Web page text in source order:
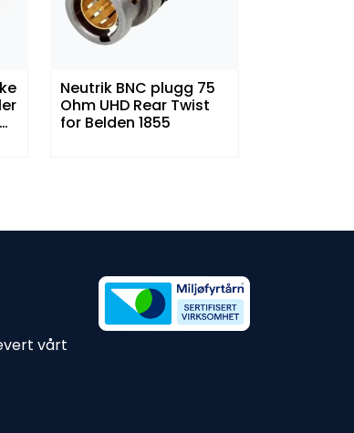
Neutrik BNC plugg 75
Ohm UHD Rear Twist
for Belden 1855
vårt